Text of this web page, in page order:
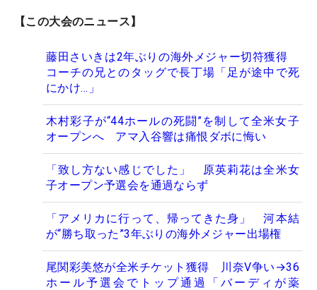
【この大会のニュース】
藤田さいきは2年ぶりの海外メジャー切符獲得
コーチの兄とのタッグで長丁場「足が途中で死
にかけ…」
木村彩子が“44ホールの死闘”を制して全米女子
オープンへ アマ入谷響は痛恨ダボに悔い
「致し方ない感じでした」 原英莉花は全米女
子オープン予選会を通過ならず
「アメリカに行って、帰ってきた身」 河本結
が“勝ち取った”3年ぶりの海外メジャー出場権
尾関彩美悠が全米チケット獲得 川奈V争い→36
ホール予選会でトップ通過「バーディが薬